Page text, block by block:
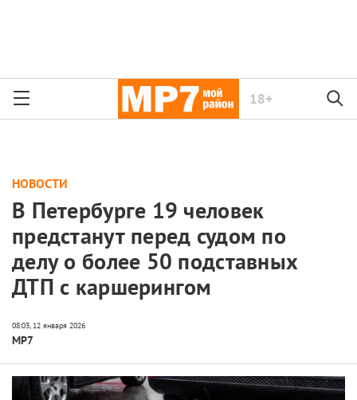
18+
НОВОСТИ
В Петербурге 19 человек
предстанут перед судом по
делу о более 50 подставных
ДТП с каршерингом
МР7